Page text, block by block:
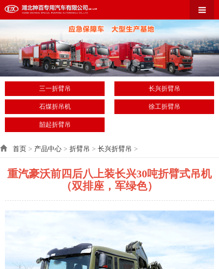
三一折臂吊 长兴折臂吊
石煤折吊机 徐工折臂吊
韶起折臂吊
首页 > 产品中心 > 折臂吊 > 长兴折臂吊 >
重汽豪沃前四后八上装长兴30吨折臂式吊机
（双排座，军绿色）